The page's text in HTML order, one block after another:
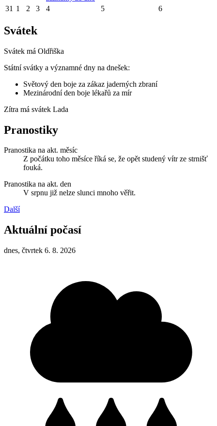
31 1 2 3 4 5 6
Svátek
Svátek má Oldřiška
Státní svátky a významné dny na dnešek:
Světový den boje za zákaz jaderných zbraní
Mezinárodní den boje lékařů za mír
Zítra má svátek Lada
Pranostiky
Pranostika na akt. měsíc
Z počátku toho měsíce říká se, že opět studený vítr ze strnišť
fouká.
Pranostika na akt. den
V srpnu již nelze slunci mnoho věřit.
Další
Aktuální počasí
dnes, čtvrtek 6. 8. 2026